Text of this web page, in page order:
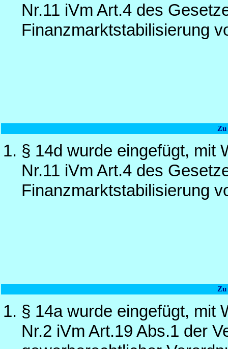
Nr.11 iVm Art.4 des
Finanzmarktstabilisierung
§ 14d wurde eingefügt, mit
Nr.11 iVm Art.4 des
Finanzmarktstabilisierung
§ 14a wurde eingefügt, mit
Nr.2 iVm Art.19 Abs.1 der